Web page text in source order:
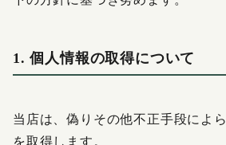
1. 個人情報の取得について
当店は、偽りその他不正手段によ
を取得します。